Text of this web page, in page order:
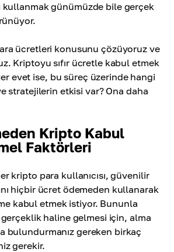
günümüzde bile gerçek
ücretleri konusunu çözüyoruz ve
Kriptoyu sıfır ücretle kabul etmek
evet ise, bu süreç üzerinde hangi
stratejilerin etkisi var? Ona daha
Kripto Kabul
Faktörleri
kripto para kullanıcısı, güvenilir
hiçbir ücret ödemeden kullanarak
kabul etmek istiyor. Bununla
haline gelmesi için, alma
bulundurmanız gereken birkaç
gerekir.